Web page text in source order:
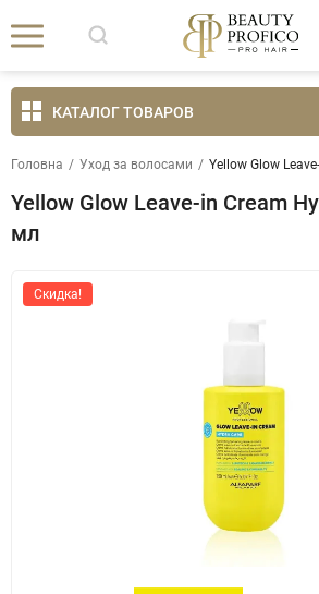
КАТАЛОГ ТОВАРОВ
Головна / Уход за волосами / Yellow Glow
Yellow Glow Leave-in Cream
мл
Скидка!